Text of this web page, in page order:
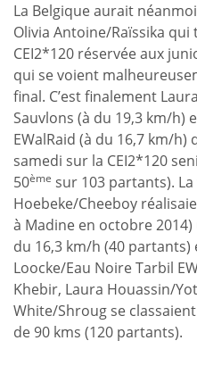
La Belgique aurait
Olivia Antoine/Raïssika
CEI2*120 réservée aux
qui se voient
final. C’est finalement
Sauvlons (à du 19,3 km/h)
EWalRaid (à du 16,7 km/h)
samedi sur la CEI2*120
50ème sur 103 partants). La
Hoebeke/Cheeboy
à Madine en octobre
du 16,3 km/h (40 partants)
Loocke/Eau Noire Tarbil
Khebir, Laura Houassin/
White/Shroug se
de 90 kms (120 partants).